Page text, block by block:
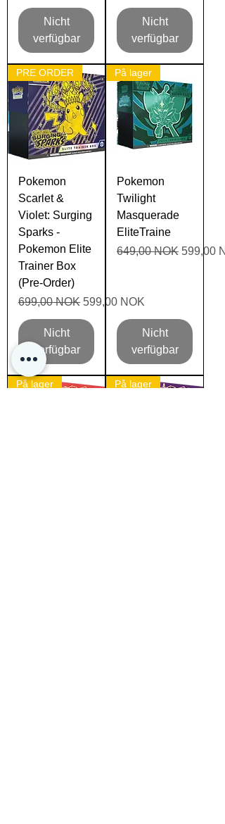
Nicht
verfügbar
Nicht
verfügbar
PRE ORDER
Pokemon
Scarlet &
Violet: Surging
Sparks -
Pokemon Elite
Trainer Box
(Pre-Order)
Standardpreis
699,00 NOK Sale-Preis
599,00 NOK
Nicht
verfügbar
På lager
Pokemon
Twilight
Masquerade
EliteTraine
Standardpreis
649,00 NOK Sale-
599,00
Nicht
verfügbar
På lager På lager